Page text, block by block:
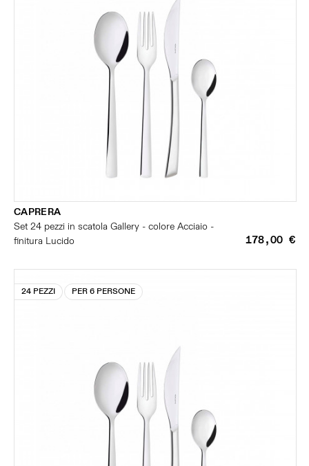
CAPRERA
Set 24 pezzi in scatola Gallery - colore Acciaio -
finitura Lucido
178,00 €
24 PEZZI PER 6 PERSONE